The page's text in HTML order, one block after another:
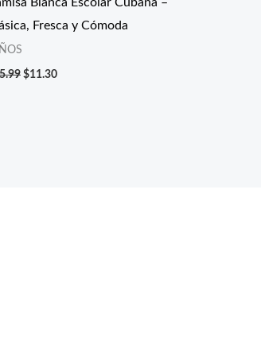
Fresca y Cómoda
$11.30